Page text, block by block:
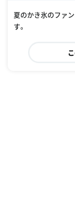
夏のかき氷のファ
す。